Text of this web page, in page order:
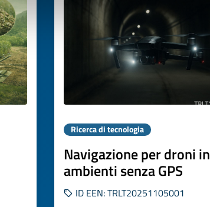
Ricerca di tecnologia
Navigazione per droni in
ambienti senza GPS
ID EEN: TRLT20251105001